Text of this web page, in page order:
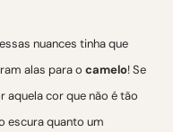
nuances tinha que
alas para o camelo! Se
cor que não é tão
escura quanto um